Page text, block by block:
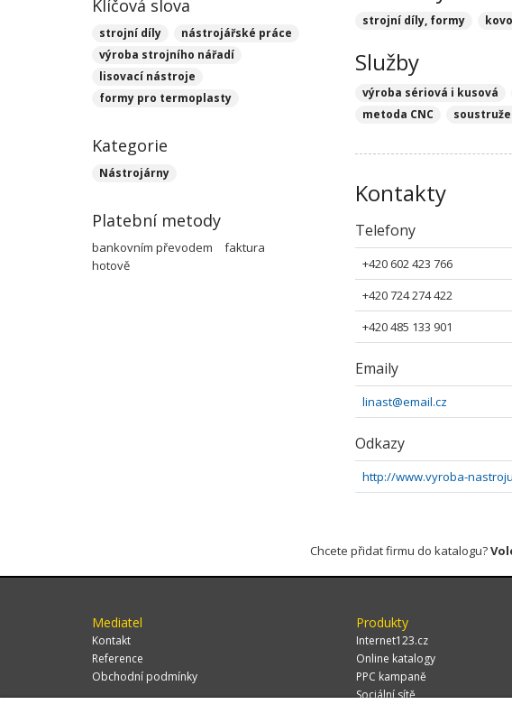
strojní díly, formy
Služby
výroba sériová i kusová
metoda CNC
Kontakty
Telefony
+420 602 423 766
+420 724 274 422
+420 485 133 901
Emaily
linast@email.cz
Odkazy
http://www.vyroba-
Klíčová slova
strojní díly
nástrojářské práce
výroba strojního nářadí
lisovací nástroje
formy pro termoplasty
Kategorie
Nástrojárny
Platební metody
bankovním převodem
faktura
hotově
Chcete přidat firmu do katalogu?
Mediatel
Kontakt
Reference
Obchodní podmínky
Produkty
Internet123.cz
Online katalogy
PPC kampaně
Sociální sítě